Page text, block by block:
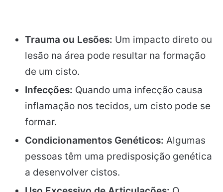
Trauma ou Lesões: Um impacto direto ou
lesão na área pode resultar na formação
de um cisto.
Infecções: Quando uma infecção causa
inflamação nos tecidos, um cisto pode se
formar.
Condicionamentos Genéticos: Algumas
pessoas têm uma predisposição genética
a desenvolver cistos.